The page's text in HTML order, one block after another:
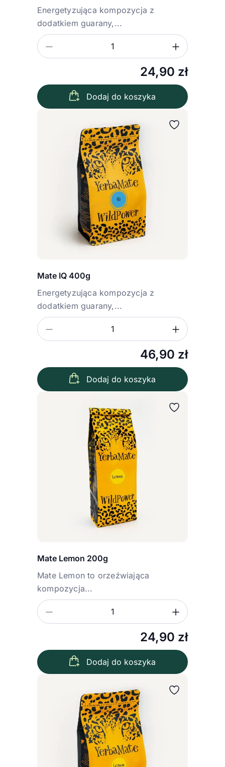
Energetyzująca kompozycja z
dodatkiem guarany,...
24,90 zł
Zmniejsz ilość
Dodaj do koszyka
Mate IQ 400g
Energetyzująca kompozycja z
dodatkiem guarany,...
46,90 zł
Zmniejsz ilość
Dodaj do koszyka
Mate Lemon 200g
Mate Lemon to orzeźwiająca
kompozycja...
24,90 zł
Zmniejsz ilość
Dodaj do koszyka